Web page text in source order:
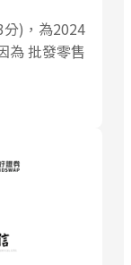
)，為2024
為 批發零售